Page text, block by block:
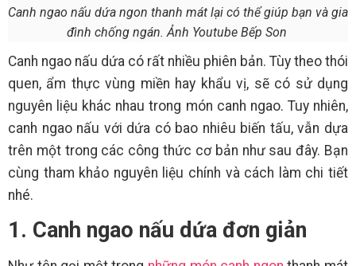
Canh ngao nấu dứa ngon thanh mát lại có thể giúp bạn và gia
đình chống ngán. Ảnh Youtube Bếp Son
Canh ngao nấu dứa có rất nhiều phiên bản. Tùy theo thói
quen, ẩm thực vùng miền hay khẩu vị, sẽ có sử dụng
nguyên liệu khác nhau trong món canh ngao. Tuy nhiên,
canh ngao nấu với dứa có bao nhiêu biến tấu, vẫn dựa
trên một trong các công thức cơ bản như sau đây. Bạn
cùng tham khảo nguyên liệu chính và cách làm chi tiết
nhé.
1. Canh ngao nấu dứa đơn giản